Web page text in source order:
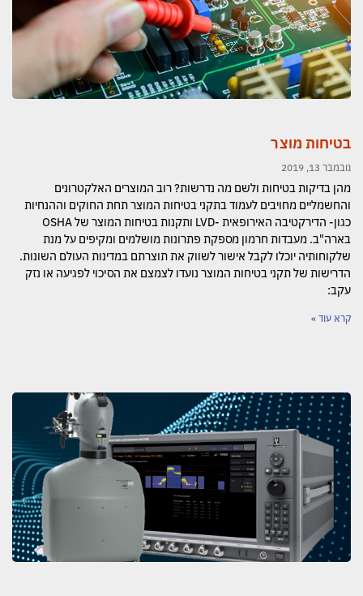
בטיחות מוצר
נובמבר 13, 2019
מהן בדיקות בטיחות ולשם מה נדרשות? רוב המוצרים האלקטרונים
והחשמליים מחויבים לעמוד בתקני בטיחות המוצר תחת החוקים וההנחיות
כגון- הדירקטיבה האירופאית -LVD ותקנות בטיחות המוצר של OSHA
בארה"ב. מעבדות חרמון מספקת פתרונות מושלמים ומקיפים על מנת
שלקוחותיה יוכלו לקבל אישור לשווק את תוצרתם במדינות העולם השונות.
הדרישות של תקני בטיחות המוצר נועדו לצמצם את הסיכוי לפגיעה או נזק
עקב:
קרא עוד »